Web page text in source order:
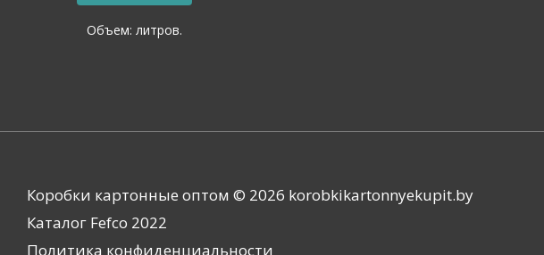
Объем: литров.
Коробки картонные оптом © 2026 korobkikartonnyekupit.by
Каталог Fefco 2022
Политика конфиденциальности